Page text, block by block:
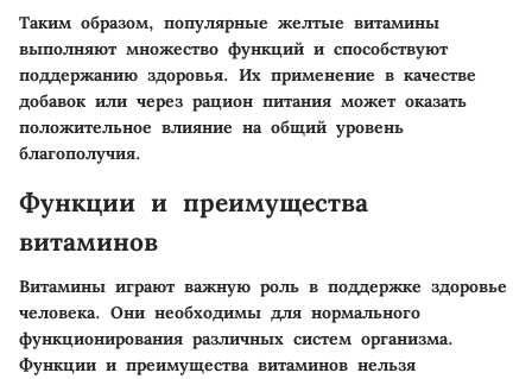
Таким образом, популярные желтые витамины
выполняют множество функций и способствуют
поддержанию здоровья. Их применение в качестве
добавок или через рацион питания может оказать
положительное влияние на общий уровень
благополучия.
Функции и преимущества
витаминов
Витамины играют важную роль в поддержке здоровье
человека. Они необходимы для нормального
функционирования различных систем организма.
Функции и преимущества витаминов нельзя